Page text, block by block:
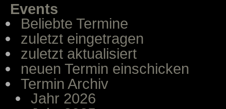
Events
Beliebte Termine
zuletzt eingetragen
zuletzt aktualisiert
neuen Termin einschicken
Termin Archiv
Jahr 2026